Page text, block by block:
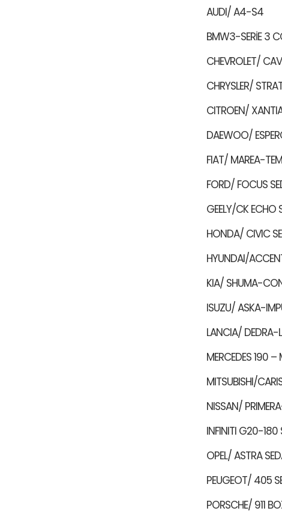
AUDI/ A4-S4
BMW3-SERİE 3
CHEVROLET/
CHRYSLER/
CITROEN/
DAEWOO/
FIAT/ MAREA-
FORD/ FOCUS
GEELY/CK ECHO
HONDA/ CIVIC
HYUNDAI/
KIA/ SHUMA-
ISUZU/ ASKA-
LANCIA/ DEDRA-
MERCEDES 190
MITSUBISHI/
NISSAN/
INFINITI G20-
OPEL/ ASTRA
PEUGEOT/ 405
PORSCHE/ 911